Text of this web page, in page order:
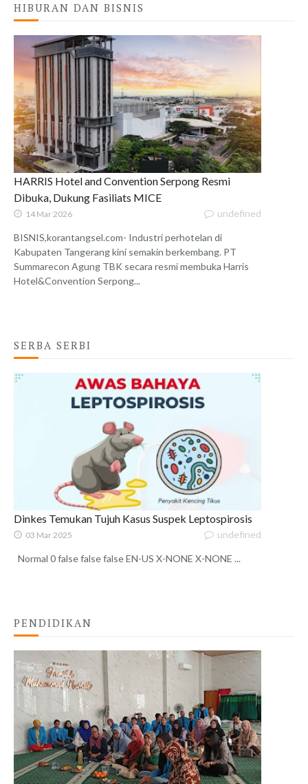
HIBURAN DAN BISNIS
HARRIS Hotel and Convention Serpong Resmi
Dibuka, Dukung Fasiliats MICE
14 Mar 2026 undefined
BISNIS,korantangsel.com- Industri perhotelan di
Kabupaten Tangerang kini semakin berkembang. PT
Summarecon Agung TBK secara resmi membuka Harris
Hotel&Convention Serpong...
SERBA SERBI
Dinkes Temukan Tujuh Kasus Suspek Leptospirosis
03 Mar 2025 undefined
Normal 0 false false false EN-US X-NONE X-NONE ...
PENDIDIKAN